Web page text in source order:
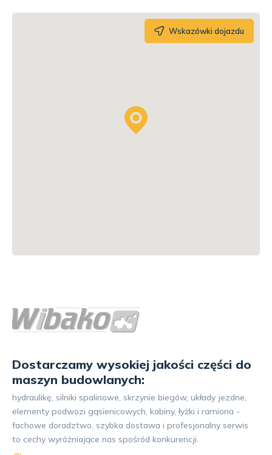
Wskazówki dojazdu
Dostarczamy wysokiej jakości części do
maszyn budowlanych:
hydraulikę, silniki spalinowe, skrzynie biegów, układy jezdne,
elementy podwozi gąsienicowych, kabiny, łyżki i ramiona -
fachowe doradztwo, szybka dostawa i profesjonalny serwis
to cechy wyróżniające nas spośród konkurencji.